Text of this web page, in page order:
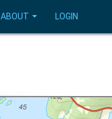
ABOUT LOGIN